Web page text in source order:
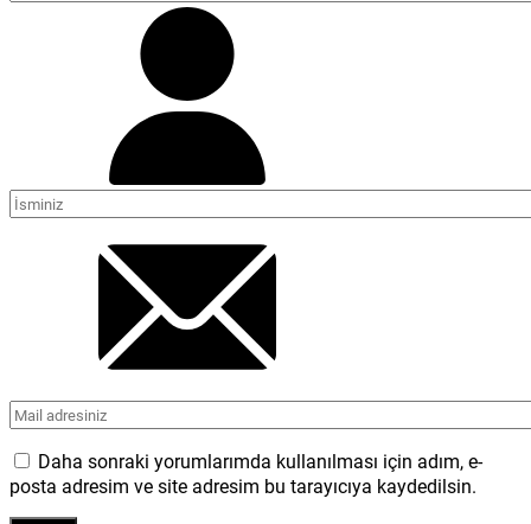
Daha sonraki yorumlarımda kullanılması için adım, e-
posta adresim ve site adresim bu tarayıcıya kaydedilsin.